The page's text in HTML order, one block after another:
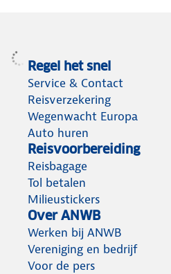
Regel het snel
Service & Contact
Reisverzekering
Wegenwacht Europa
Auto huren
Reisvoorbereiding
Reisbagage
Tol betalen
Milieustickers
Over ANWB
Werken bij ANWB
Vereniging en bedrijf
Voor de pers